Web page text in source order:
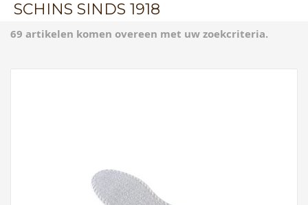
SCHINS SINDS 1918
69 artikelen komen overeen met uw zoekcriteria.